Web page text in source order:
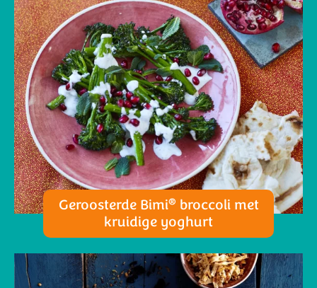
Geroosterde Bimi® broccoli met
kruidige yoghurt